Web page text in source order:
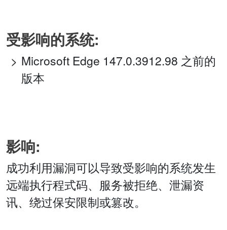
受影响的系统:
Microsoft Edge 147.0.3912.98 之前的
版本
影响:
成功利用漏洞可以导致受影响的系统发生
远端执行程式码、服务被拒绝、泄漏资
讯、绕过保安限制或篡改。